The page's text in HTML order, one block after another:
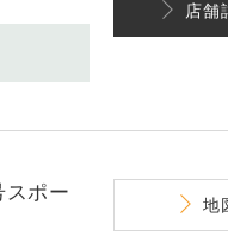
店舗
ポー
地